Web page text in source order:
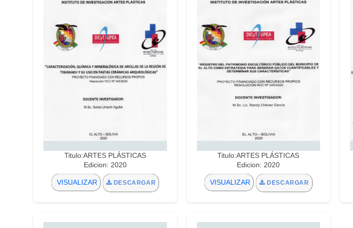
Titulo:ARTES PLÁSTICAS
Edicion: 2020
VISUALIZAR DESCARGAR
Titulo:ARTES PLÁSTICAS
Edicion: 2020
VISUALIZAR DESCARGAR